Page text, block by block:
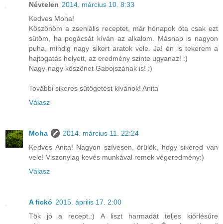
Névtelen 2014. március 10. 8:33
Kedves Moha!
Köszönöm a zseniális receptet, már hónapok óta csak ezt
sütöm, ha pogácsát kíván az alkalom. Másnap is nagyon
puha, mindig nagy sikert aratok vele. Ja! én is tekerem a
hajtogatás helyett, az eredmény szinte ugyanaz! :)
Nagy-nagy köszönet Gabojszának is! :)
További sikeres sütögetést kívánok! Anita
Válasz
Moha
2014. március 11. 22:24
Kedves Anita! Nagyon szívesen, örülök, hogy sikered van
vele! Viszonylag kevés munkával remek végeredmény:)
Válasz
A fickó 2015. április 17. 2:00
Tök jó a recept.:) A liszt harmadát teljes kiőrlésűre